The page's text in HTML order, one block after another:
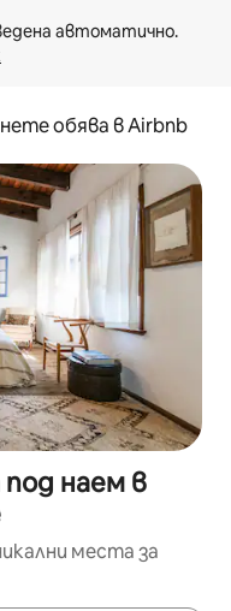
обява в Airbnb
наем в
места за